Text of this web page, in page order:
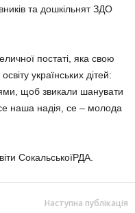
та дошкільнят ЗДО
постаті, яка свою
українських дітей:
щоб звикали шанувати
наша надія, се – молода
СокальськоїРДА.
Наступна публікація